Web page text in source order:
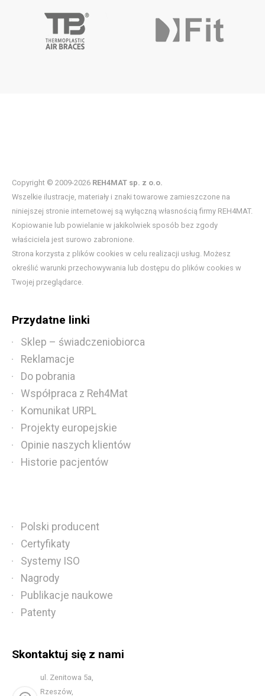
Copyright © 2009-2026 REH4MAT sp. z o.o.
Wszelkie ilustracje, materiały i znaki towarowe zamieszczone na
niniejszej stronie internetowej są wyłączną własnością firmy REH4MAT.
Kopiowanie lub powielanie w jakikolwiek sposób bez zgody
właściciela jest surowo zabronione.
Strona korzysta z plików cookies w celu realizacji usług. Możesz
określić warunki przechowywania lub dostępu do plików cookies w
Twojej przeglądarce.
Przydatne linki
Sklep – świadczeniobiorca
Reklamacje
Do pobrania
Współpraca z Reh4Mat
Komunikat URPL
Projekty europejskie
Opinie naszych klientów
Historie pacjentów
Polski producent
Certyfikaty
Systemy ISO
Nagrody
Publikacje naukowe
Patenty
Skontaktuj się z nami
ul. Zenitowa 5a,
Rzeszów,